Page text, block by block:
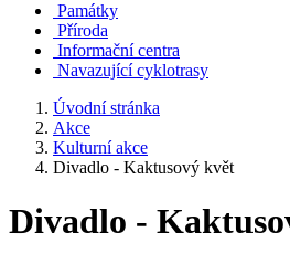
Památky
Příroda
Informační centra
Navazující cyklotrasy
Úvodní stránka
Akce
Kulturní akce
Divadlo - Kaktusový květ
Divadlo -